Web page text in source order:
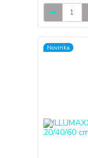
Novinka